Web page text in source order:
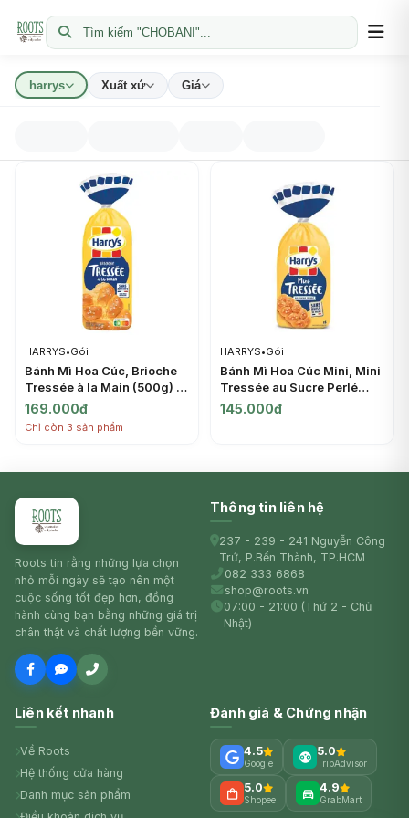
Tìm kiếm "CHOBANI"...
harrys Xuất xứ Giá
HARRYS•Gói
Bánh Mì Hoa Cúc, Brioche
Tressée à la Main (500g) -
HARRYS
169.000đ
Chỉ còn 3 sản phẩm
HARRYS•Gói
Bánh Mì Hoa Cúc Mini, Mini
Tressée au Sucre Perlé
(210g) - HARRYS
145.000đ
Roots tin rằng những lựa chọn
nhỏ mỗi ngày sẽ tạo nên một
cuộc sống tốt đẹp hơn, đồng
hành cùng bạn bằng những giá trị
chân thật và chất lượng bền vững.
Thông tin liên hệ
237 - 239 - 241 Nguyễn Công
Trứ, P.Bến Thành, TP.HCM
082 333 6868
shop@roots.vn
07:00 - 21:00 (Thứ 2 - Chủ
Nhật)
Liên kết nhanh
Về Roots
Hệ thống cửa hàng
Danh mục sản phẩm
Đánh giá & Chứng nhận
4.5
Google
5.0
TripAdvisor
5.0
Shopee
4.9
GrabMart